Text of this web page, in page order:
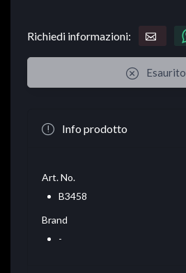
Richiedi informazioni:
Esaurito
Info prodotto
Art. No.
B3458
Brand
-